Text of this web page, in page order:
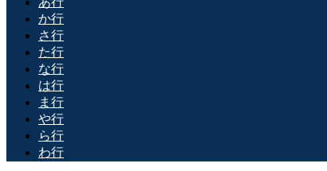
か行
さ行
た行
な行
は行
ま行
や行
ら行
わ行